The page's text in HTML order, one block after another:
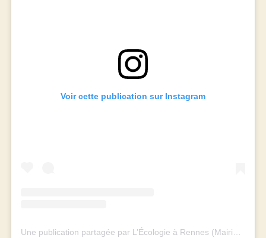
Voir cette publication sur Instagram
Une publication partagée par L’Écologie à Rennes (Mairie et Métropole) (@rennes_ecologie)